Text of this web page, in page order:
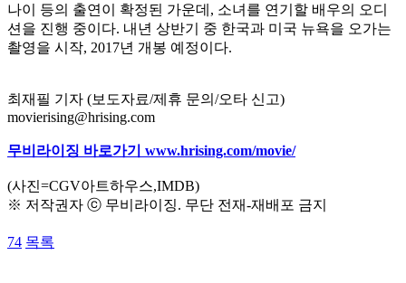
나이 등의 출연이 확정된 가운데, 소녀를 연기할 배우의 오디
션을 진행 중이다. 내년 상반기 중 한국과 미국 뉴욕을 오가는
촬영을 시작, 2017년 개봉 예정이다.
최재필 기자 (보도자료/제휴 문의/오타 신고)
movierising@hrising.com
무비라이징 바로가기 www.hrising.com/movie/
(사진=CGV아트하우스,IMDB)
※ 저작권자 ⓒ 무비라이징. 무단 전재-재배포 금지
74 목록